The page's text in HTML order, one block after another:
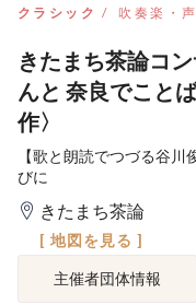
クラシック 吹奏楽・
きたまち茶論コ
んと 奈良でこと
作〉
【歌と朗読でつづる谷
びに
きたまち茶論
[ 地図を見る ]
主催者団体情報